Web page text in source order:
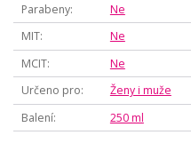
Parabeny
Ne
MIT
Ne
MCIT
Ne
Určeno pro
Ženy i muže
Balení
250 ml